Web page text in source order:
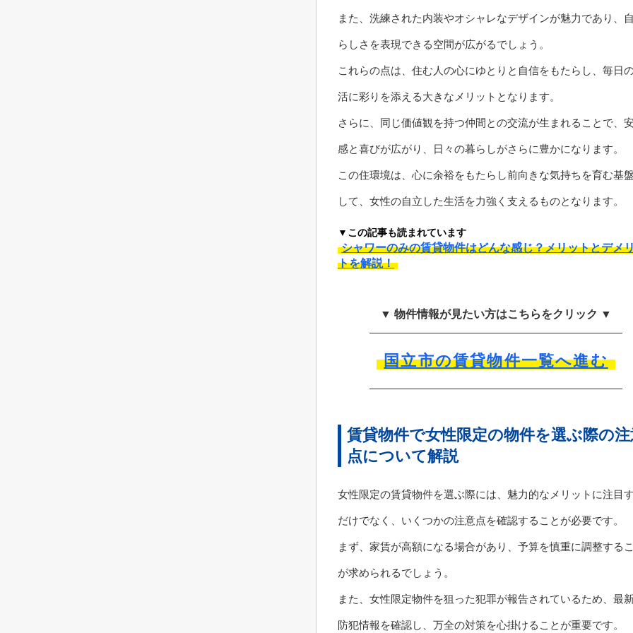
また、洗練された内装やオシャレなデザインが魅力であり、
らしさを表現できる空間が広がるでしょう。
これらの点は、住む人の心にゆとりと自信をもたらし、毎日
活に彩りを添える大きなメリットとなります。
さらに、同じ価値観を持つ仲間との交流が生まれることで、
感と喜びが広がり、日々の暮らしがさらに豊かになります。
この住環境は、心に余裕をもたらし前向きな気持ちを育む基
して、女性の自立した生活を力強く支えるものとなります。
▼この記事も読まれています
シャワーのみの賃貸物件はどんな感じ？メリットとデメ
トを解説！
▼ 物件情報が見たい方はこちらをクリック ▼
国立市の賃貸物件一覧へ進む
賃貸物件で女性限定の物件を選ぶ際の
点について解説
女性限定の賃貸物件を選ぶ際には、魅力的なメリットに注目
だけでなく、いくつかの注意点を確認することが必要です。
まず、家賃が高額になる場合があり、予算を慎重に調整する
が求められるでしょう。
また、女性限定物件を狙った犯罪が報告されているため、最
防犯情報を確認し、万全の対策を心掛けることが重要です。